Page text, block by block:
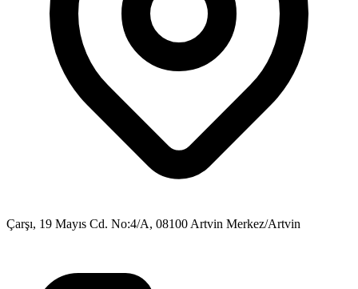
Çarşı, 19 Mayıs Cd. No:4/A, 08100 Artvin Merkez/Artvin